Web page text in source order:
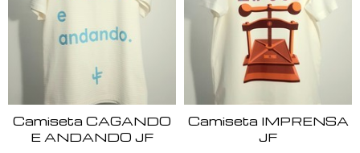
Camiseta CAGANDO
E ANDANDO JF
Camiseta IMPRENSA
JF